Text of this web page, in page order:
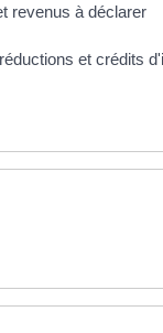
revenus à déclarer
et crédits